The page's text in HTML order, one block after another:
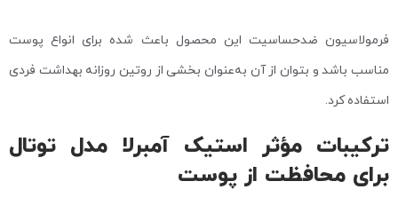
فرمولاسیون ضدحساسیت این محصول باعث شده برای انواع پوست
مناسب باشد و بتوان از آن به‌عنوان بخشی از روتین روزانه بهداشت فردی
استفاده کرد.
ترکیبات مؤثر استیک آمبرلا مدل توتال
برای محافظت از پوست